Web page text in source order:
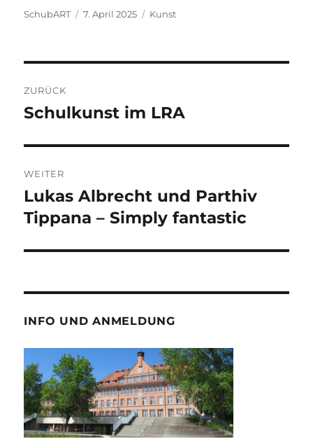
Autor
SchubART
Veröffentlicht
7. April 2025 Kategorien
Kunst
ZURÜCK
Vorheriger
Schulkunst im LRA
WEITER
Nächster
Beitrag:
Lukas Albrecht und Parthiv
Tippana – Simply fantastic
INFO UND ANMELDUNG